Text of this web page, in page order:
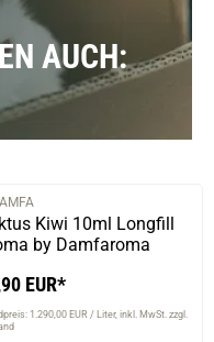
AUCH:
Kiwi 10ml Longfill
by Damfaroma
EUR*
1.290,00 EUR / Liter inkl. MwSt. zzgl.